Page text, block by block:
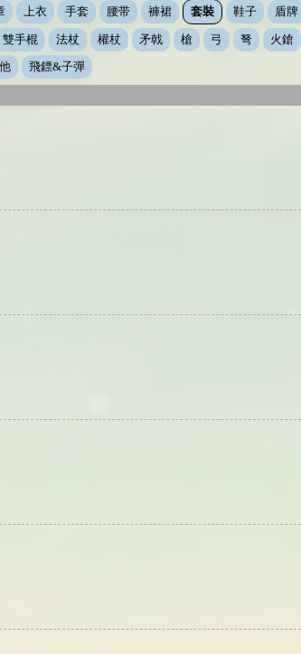
上衣 手套 腰带 褲裙 套裝 鞋子 盾牌
雙手棍 法杖 權杖 矛戟 槍 弓 弩
火鎗
飛鏢&子彈